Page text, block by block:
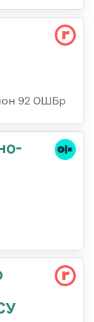
92 ОШБр